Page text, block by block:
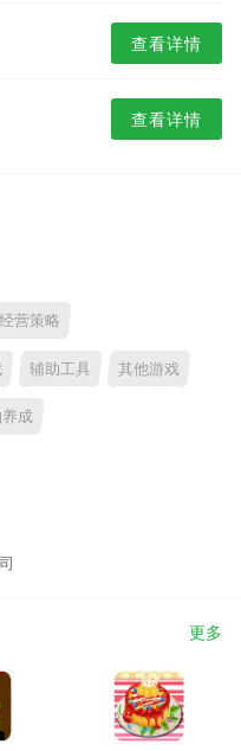
查看详情
查看详情
经营策略
辅助工具 其他游戏
成
更多